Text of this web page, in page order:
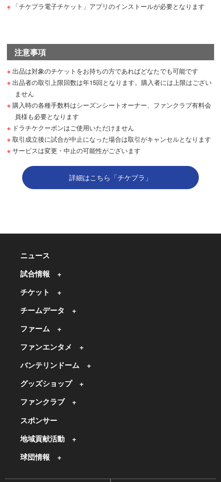
「チケプラ電子チケット」アプリのインストールが必要となります
注意事項
出品は対象のチケットをお持ちの方であればどなたでも可能です
出品者の取引上限回数は年15回となります。購入者には上限はござい
ません
購入時の各種手数料はシーズンシートオーナー、ファンクラブ有料会
員様も必要となります
ドラチケクーポンはご使用いただけません
取引成立後に試合が中止になった場合は取引がキャンセルとなります
サービスは変更・中止の可能性がございます
詳細はこちら「チケプラ」
ニュース
試合情報
チケット
チームデータ
ファーム
ファンエンタメ
バンテリンドーム
グッズショップ
ファンクラブ
スポンサー
地域貢献活動
球団情報